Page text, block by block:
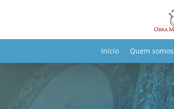
Início Quem somos